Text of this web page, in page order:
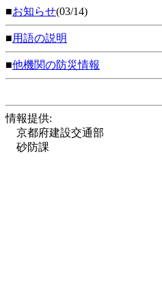
■お知らせ(03/14)
■用語の説明
■他機関の防災情報
情報提供:
京都府建設交通部
砂防課